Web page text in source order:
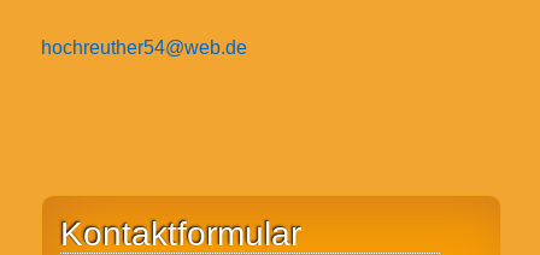
hochreuther54@web.de
Kontaktformular